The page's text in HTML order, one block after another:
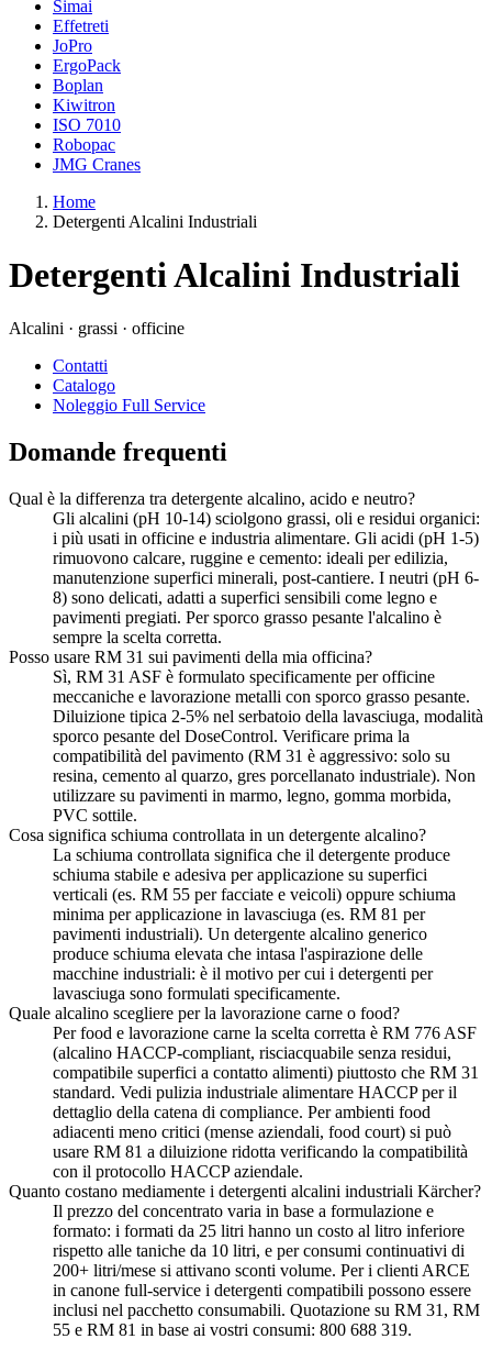
Simai
Effetreti
JoPro
ErgoPack
Boplan
Kiwitron
ISO 7010
Robopac
JMG Cranes
Home
Detergenti Alcalini Industriali
Detergenti Alcalini Industriali
Alcalini · grassi · officine
Contatti
Catalogo
Noleggio Full Service
Domande frequenti
Qual è la differenza tra detergente alcalino, acido e neutro?
Gli alcalini (pH 10-14) sciolgono grassi, oli e residui organici:
i più usati in officine e industria alimentare. Gli acidi (pH 1-5)
rimuovono calcare, ruggine e cemento: ideali per edilizia,
manutenzione superfici minerali, post-cantiere. I neutri (pH 6-
8) sono delicati, adatti a superfici sensibili come legno e
pavimenti pregiati. Per sporco grasso pesante l'alcalino è
sempre la scelta corretta.
Posso usare RM 31 sui pavimenti della mia officina?
Sì, RM 31 ASF è formulato specificamente per officine
meccaniche e lavorazione metalli con sporco grasso pesante.
Diluizione tipica 2-5% nel serbatoio della lavasciuga, modalità
sporco pesante del DoseControl. Verificare prima la
compatibilità del pavimento (RM 31 è aggressivo: solo su
resina, cemento al quarzo, gres porcellanato industriale). Non
utilizzare su pavimenti in marmo, legno, gomma morbida,
PVC sottile.
Cosa significa schiuma controllata in un detergente alcalino?
La schiuma controllata significa che il detergente produce
schiuma stabile e adesiva per applicazione su superfici
verticali (es. RM 55 per facciate e veicoli) oppure schiuma
minima per applicazione in lavasciuga (es. RM 81 per
pavimenti industriali). Un detergente alcalino generico
produce schiuma elevata che intasa l'aspirazione delle
macchine industriali: è il motivo per cui i detergenti per
lavasciuga sono formulati specificamente.
Quale alcalino scegliere per la lavorazione carne o food?
Per food e lavorazione carne la scelta corretta è RM 776 ASF
(alcalino HACCP-compliant, risciacquabile senza residui,
compatibile superfici a contatto alimenti) piuttosto che RM 31
standard. Vedi pulizia industriale alimentare HACCP per il
dettaglio della catena di compliance. Per ambienti food
adiacenti meno critici (mense aziendali, food court) si può
usare RM 81 a diluizione ridotta verificando la compatibilità
con il protocollo HACCP aziendale.
Quanto costano mediamente i detergenti alcalini industriali Kärcher?
Il prezzo del concentrato varia in base a formulazione e
formato: i formati da 25 litri hanno un costo al litro inferiore
rispetto alle taniche da 10 litri, e per consumi continuativi di
200+ litri/mese si attivano sconti volume. Per i clienti ARCE
in canone full-service i detergenti compatibili possono essere
inclusi nel pacchetto consumabili. Quotazione su RM 31, RM
55 e RM 81 in base ai vostri consumi: 800 688 319.